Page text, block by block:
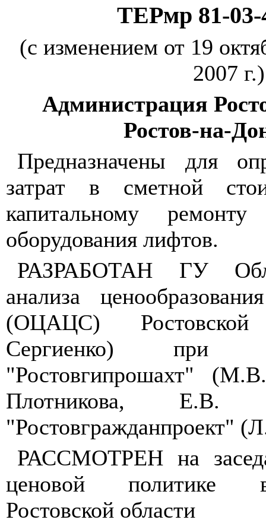
ТЕРмр 81-03-
(с изменением от 19
2007 г.)
Администрация
Ростов-на-
Предназначены для
затрат в сметной
капитальному
оборудования лифтов.
РАЗРАБОТАН ГУ
анализа
(ОЦАЦС)
Сергиенко) при
"Ростовгипрошахт" (M.B
Плотникова, Е.В.
"Ростовгражданпроект"
РАССМОТРЕН на
ценовой политике в
Ростовской области